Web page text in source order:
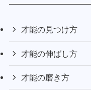
才能の見つけ方
才能の伸ばし方
才能の磨き方